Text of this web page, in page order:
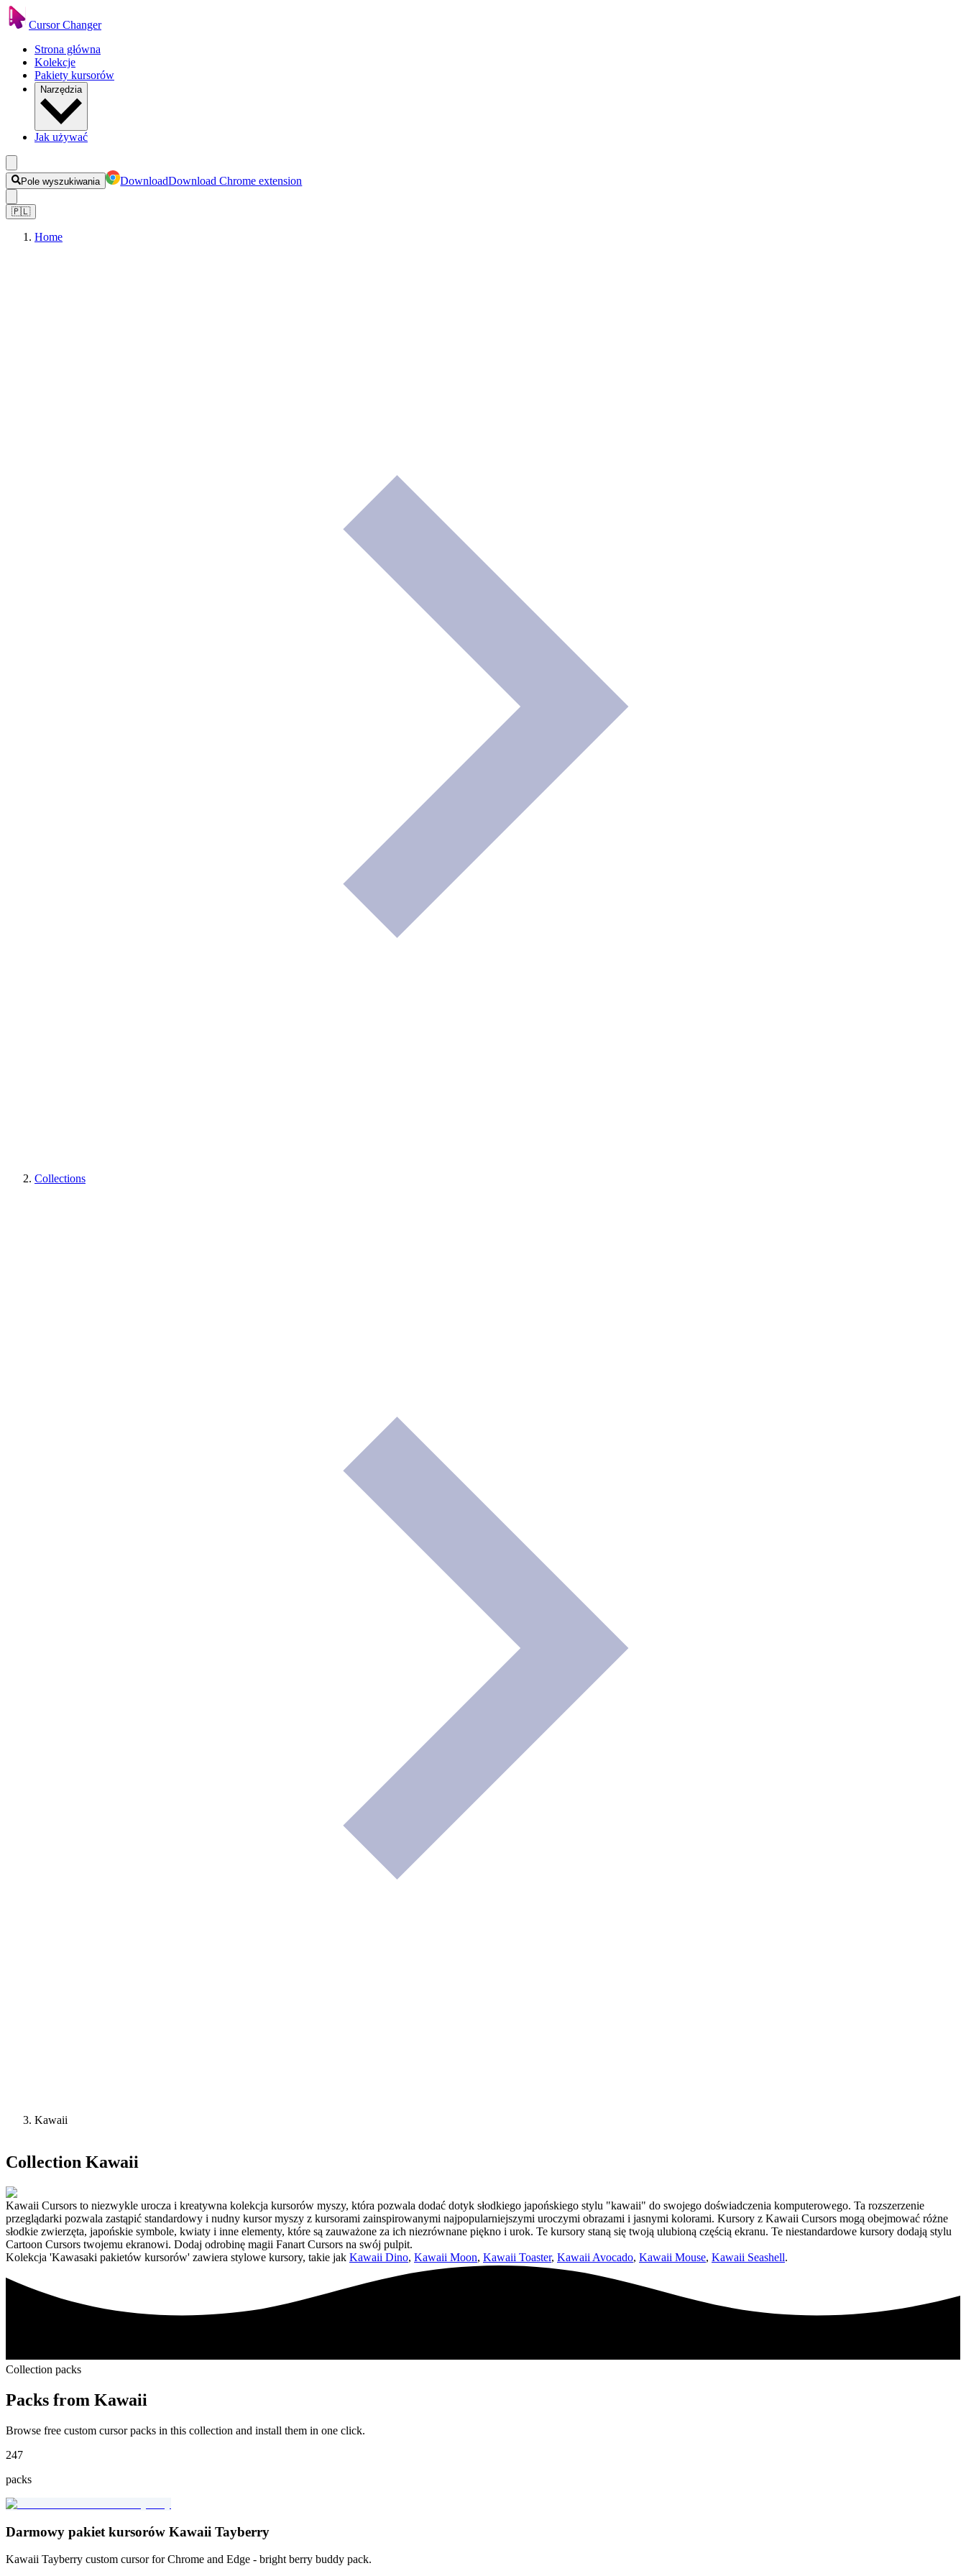
Cursor Changer
Strona główna
Kolekcje
Pakiety kursorów
Narzędzia
Jak używać
Pole wyszukiwania DownloadDownload Chrome extension
🇵🇱
Home
Collections
Kawaii
Collection Kawaii
Kawaii Cursors to niezwykle urocza i kreatywna kolekcja kursorów myszy, która pozwala dodać dotyk słodkiego japońskiego stylu "kawaii" do swojego doświadczenia komputerowego. Ta rozszerzenie
przeglądarki pozwala zastąpić standardowy i nudny kursor myszy z kursorami zainspirowanymi najpopularniejszymi uroczymi obrazami i jasnymi kolorami. Kursory z Kawaii Cursors mogą obejmować różne
słodkie zwierzęta, japońskie symbole, kwiaty i inne elementy, które są zauważone za ich niezrównane piękno i urok. Te kursory staną się twoją ulubioną częścią ekranu. Te niestandardowe kursory dodają stylu
Cartoon Cursors twojemu ekranowi. Dodaj odrobinę magii Fanart Cursors na swój pulpit.
Kolekcja 'Kawasaki pakietów kursorów' zawiera stylowe kursory, takie jak Kawaii Dino, Kawaii Moon, Kawaii Toaster, Kawaii Avocado, Kawaii Mouse, Kawaii Seashell.
Collection packs
Packs from Kawaii
Browse free custom cursor packs in this collection and install them in one click.
247
packs
Darmowy pakiet kursorów Kawaii Tayberry
Kawaii Tayberry custom cursor for Chrome and Edge - bright berry buddy pack.